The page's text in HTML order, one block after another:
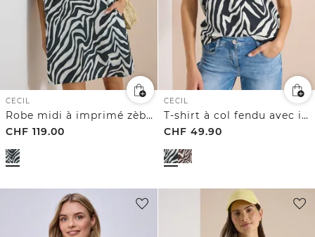
CECIL
Robe midi à imprimé zèbre
CHF 119.00
CECIL
T-shirt à col fendu avec imprimé
CHF 49.90